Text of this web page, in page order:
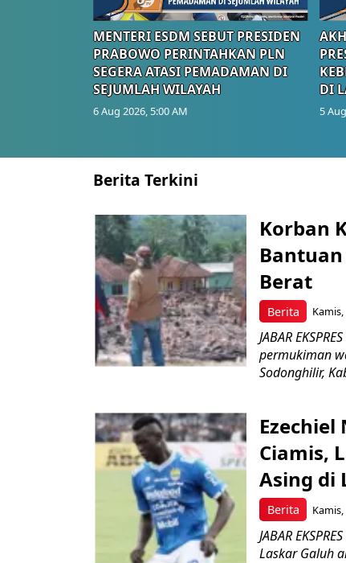
MENTERI ESDM SEBUT PRESIDEN
PRABOWO PERINTAHKAN PLN
SEGERA ATASI PEMADAMAN DI
SEJUMLAH WILAYAH
6 Aug 2026, 5:00 AM
DI
5
Berita Terkini
Berita
Korban
Berat
JABAR
permukiman
Sodonghilir,
Berita
Ezechiel
Ciamis,
Asing di
JABAR
Laskar Galuh